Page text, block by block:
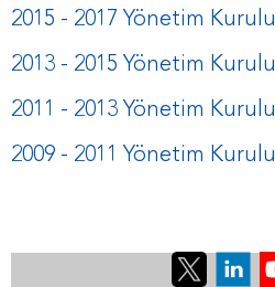
2015 - 2017 Yönetim Kurulu
2013 - 2015 Yönetim Kurulu
2011 - 2013 Yönetim Kurulu
2009 - 2011 Yönetim Kurulu